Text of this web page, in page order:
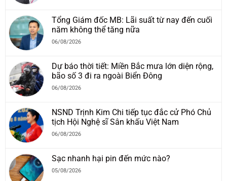
Tổng Giám đốc MB: Lãi suất từ nay đến cuối
năm không thể tăng nữa
06/08/2026
Dự báo thời tiết: Miền Bắc mưa lớn diện rộng,
bão số 3 đi ra ngoài Biển Đông
06/08/2026
NSND Trịnh Kim Chi tiếp tục đắc cử Phó Chủ
tịch Hội Nghệ sĩ Sân khấu Việt Nam
06/08/2026
Sạc nhanh hại pin đến mức nào?
05/08/2026